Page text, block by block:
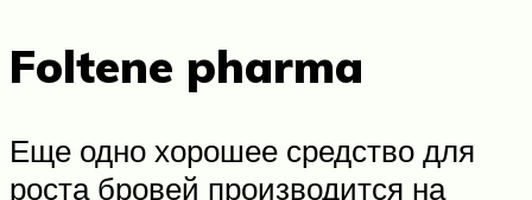
Foltene pharma
Еще одно хорошее средство для
роста бровей производится на